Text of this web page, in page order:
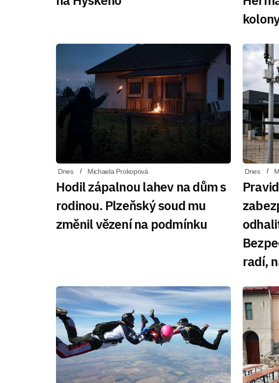
Dnes Michaela Prokopová
Hodil zápalnou lahev na dům s
rodinou. Plzeňský soud mu
změnil vězení na podmínku
Dnes
radí,